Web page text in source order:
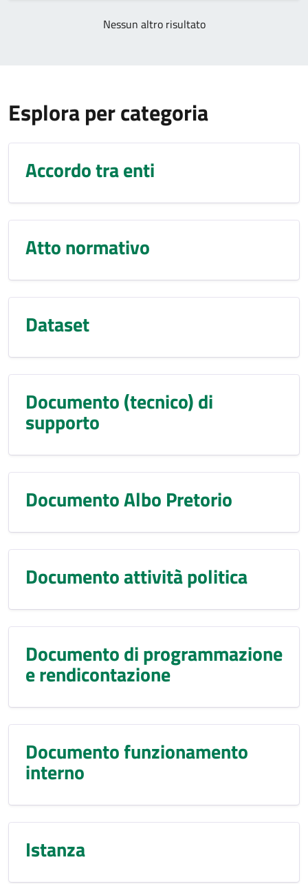
Nessun altro risultato
Esplora per categoria
Accordo tra enti
Atto normativo
Dataset
Documento (tecnico) di
supporto
Documento Albo Pretorio
Documento attività politica
Documento di programmazione
e rendicontazione
Documento funzionamento
interno
Istanza